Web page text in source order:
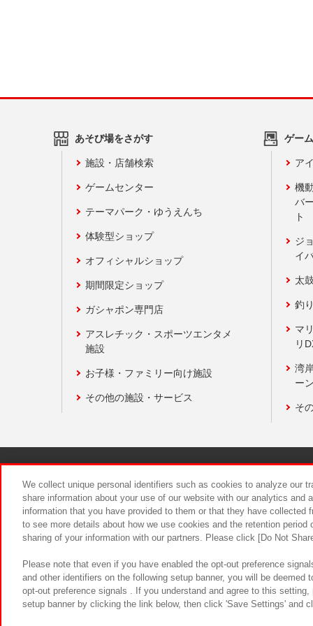
あそび場をさがす
施設・店舗検索
ゲームセンター
テーマパーク・ゆうえんち
体験型ショップ
オフィシャルショップ
期間限定ショップ
ガシャポン専門店
アスレチック・スポーツエンタメ
施設
お子様・ファミリー向け施設
その他の施設・サービス
ゲー
ア
機
バ
ト
ジ
イ
太
釣
マ
リ
湾
ー
そ
食品のご
We collect unique personal identifiers such as cookies to analyze our
share information about your use of our website with our analytics and
information that you have provided to them or that they have
to see more details about how we use cookies and the retention
sharing of your information with our partners. Please click [Do Not
Please note that even if you have enabled the opt-out preference
and other identifiers on the following setup banner, you will be
opt-out preference signals . If you understand and agree to this
setup banner by clicking the link below, then click 'Save Settings' and